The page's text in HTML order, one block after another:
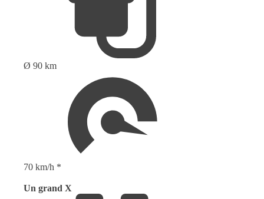
Ø 90 km
70 km/h *
Un grand X